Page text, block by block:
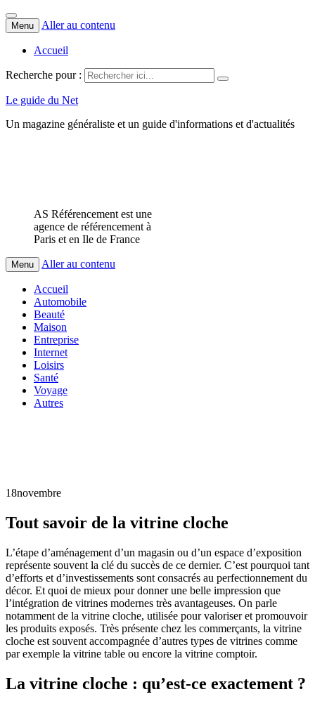
Menu Aller au contenu
Accueil
Recherche pour :
Le guide du Net
Un magazine généraliste et un guide d'informations et d'actualités
AS Référencement est une
agence de référencement à
Paris et en Ile de France
Menu Aller au contenu
Accueil
Automobile
Beauté
Maison
Entreprise
Internet
Loisirs
Santé
Voyage
Autres
18novembre
Tout savoir de la vitrine cloche
L’étape d’aménagement d’un magasin ou d’un espace d’exposition
représente souvent la clé du succès de ce dernier. C’est pourquoi tant
d’efforts et d’investissements sont consacrés au perfectionnement du
décor. Et quoi de mieux pour donner une belle impression que
l’intégration de vitrines modernes très avantageuses. On parle
notamment de la vitrine cloche, utilisée pour valoriser et promouvoir
les produits exposés. Très présente chez les commerçants, la vitrine
cloche est souvent accompagnée d’autres types de vitrines comme
par exemple la vitrine table ou encore la vitrine comptoir.
La vitrine cloche : qu’est-ce exactement ?